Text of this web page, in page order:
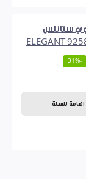
ستانلس
-31%
اضافة للسلة